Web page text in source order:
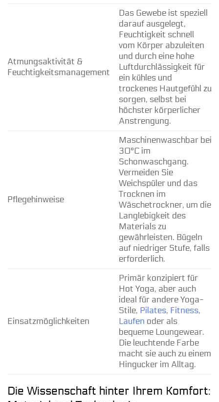
Atmungsaktivität &
Feuchtigkeitsmanagement
Das Gewebe ist speziell
darauf ausgelegt,
Feuchtigkeit schnell
vom Körper abzuleiten
und durch eine hohe
Luftdurchlässigkeit für
ein kühles und
trockenes Hautgefühl zu
sorgen, selbst bei
höchster körperlicher
Anstrengung.
Pflegehinweise
Maschinenwaschbar bei
30°C im
Schonwaschgang.
Vermeiden Sie
Weichspüler und das
Trocknen im
Wäschetrockner, um die
Langlebigkeit des
Materials zu
gewährleisten. Bügeln
auf niedriger Stufe, falls
erforderlich.
Einsatzmöglichkeiten
Primär konzipiert für
Hot Yoga, aber auch
ideal für andere Yoga-
Stile, Pilates, Fitness,
Laufen oder als
bequeme Loungewear.
Die leuchtende Farbe
macht sie auch zu einem
Hingucker im Alltag.
Die Wissenschaft hinter Ihrem Komfort: